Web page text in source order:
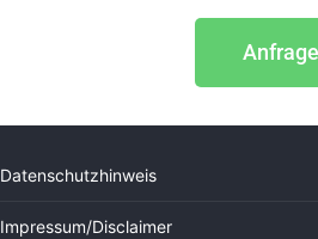
Anfrage
Datenschutzhinweis
Impressum/Disclaimer